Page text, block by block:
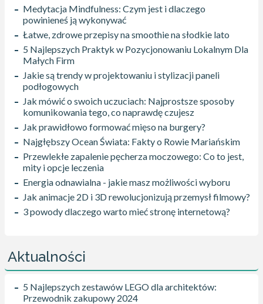
Medytacja Mindfulness: Czym jest i dlaczego
powinieneś ją wykonywać
Łatwe, zdrowe przepisy na smoothie na słodkie lato
5 Najlepszych Praktyk w Pozycjonowaniu Lokalnym Dla
Małych Firm
Jakie są trendy w projektowaniu i stylizacji paneli
podłogowych
Jak mówić o swoich uczuciach: Najprostsze sposoby
komunikowania tego, co naprawdę czujesz
Jak prawidłowo formować mięso na burgery?
Najgłębszy Ocean Świata: Fakty o Rowie Mariańskim
Przewlekłe zapalenie pęcherza moczowego: Co to jest,
mity i opcje leczenia
Energia odnawialna - jakie masz możliwości wyboru
Jak animacje 2D i 3D rewolucjonizują przemysł filmowy?
3 powody dlaczego warto mieć stronę internetową?
Aktualności
5 Najlepszych zestawów LEGO dla architektów:
Przewodnik zakupowy 2024